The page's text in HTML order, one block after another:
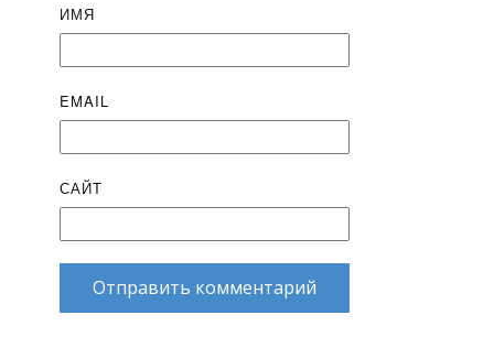
ИМЯ
EMAIL
САЙТ
Отправить комментарий